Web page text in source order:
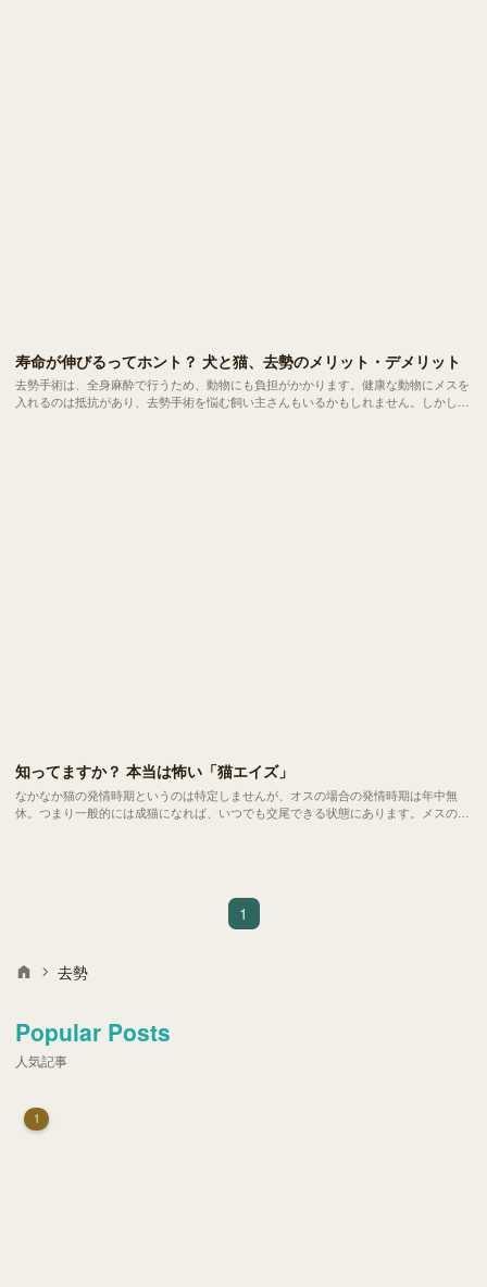
寿命が伸びるってホント？ 犬と猫、去勢のメリット・デメリット
去勢手術は、全身麻酔で行うため、動物にも負担がかかります。健康な動物にメスを
入れるのは抵抗があり、去勢手術を悩む飼い主さんもいるかもしれません。しかし、
知ってますか？ 本当は怖い「猫エイズ」
なかなか猫の発情時期というのは特定しませんが、オスの場合の発情時期は年中無
休。つまり一般的には成猫になれば、いつでも交尾できる状態にあります。メスの場
1
去勢
Popular Posts
人気記事
1